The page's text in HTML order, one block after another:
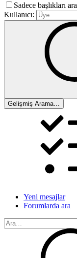
Sadece başlıkları ara
Kullanıcı:
Gelişmiş Arama…
Yeni mesajlar
Forumlarda ara